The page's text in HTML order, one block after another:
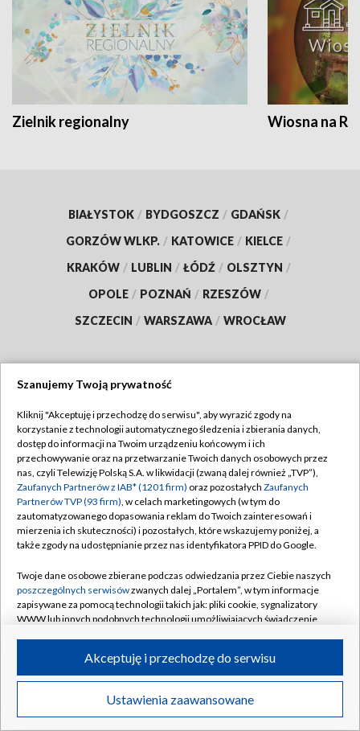
Zielnik regionalny Wiosna na
BIAŁYSTOK / BYDGOSZCZ / GDAŃSK /
GORZÓW WLKP. / KATOWICE / KIELCE /
KRAKÓW / LUBLIN / ŁÓDŹ / OLSZTYN /
OPOLE / POZNAŃ / RZESZÓW /
SZCZECIN / WARSZAWA / WROCŁAW
TVP
Abonament TVP
Emisja w TVP
Centrum informacji TVP
Naziemna Telewizja Cyfrowa
Rada Programowa
System NOS
Informacje o nadawcy
Program dla prasy
Ogłoszenie przetargowe
Regulamin TVP
Polityka prywatności
Moje zgody
Pomoc
Kontakt
Kanały
©2026 Telewizja Polska S.A. w likwidacji
Szanujemy Twoją prywatność
Kliknij "Akceptuję i przechodzę do serwisu", aby wyrazić zgody na
korzystanie z technologii automatycznego śledzenia i zbierania danych,
dostęp do informacji na Twoim urządzeniu końcowym i ich
przechowywanie oraz na przetwarzanie Twoich danych osobowych przez
nas, czyli Telewizję Polską S.A. w likwidacji (zwaną dalej również „TVP”),
Zaufanych Partnerów z IAB* (1201 firm) oraz pozostałych Zaufanych
Partnerów TVP (93 firm), w celach marketingowych (w tym do
zautomatyzowanego dopasowania reklam do Twoich zainteresowań i
mierzenia ich skuteczności) i pozostałych, które wskazujemy poniżej, a
także zgody na udostępnianie przez nas identyfikatora PPID do Google.
Twoje dane osobowe zbierane podczas odwiedzania przez Ciebie naszych
poszczególnych serwisówzwanych dalej „Portalem”, w tym informacje
zapisywane za pomocą technologii takich jak: pliki cookie, sygnalizatory
WWW lub innych podobnych technologii umożliwiających świadczenie
ruchu w Internecie.
Twoje dane osobowe zbierane podczas odwiedzania przez Ciebie
poszczególnych serwisówna Portalu, takie jak adresy IP, identyfikatory
Ustawienia zaawansowane
Akceptuję i przechodzę do serwisu